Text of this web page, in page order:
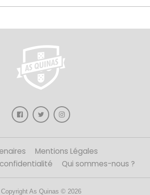
Mentions Légales
Qui sommes-nous ?
Copyright As Quinas © 2026